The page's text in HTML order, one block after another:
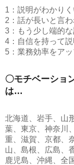
1：説明がわかり
2：話が長いと言
3：もう少し端的
4：自信を持って
5：業務効率をアッ
〇モチベーショ
は…
北海道、岩手、山
葉、東京、神奈川
重、滋賀、京都、
山、島根、広島、
鹿児島、沖縄、全